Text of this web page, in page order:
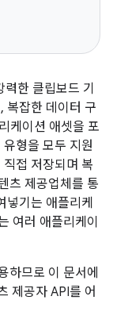
한 클립보드 기
복잡한 데이터 구
케이션 애셋을 포
형을 모두 지원
접 저장되며 복
츠 제공업체를 통
넣기는 애플리케
여러 애플리케이
하므로 이 문서에
제공자 API를 어